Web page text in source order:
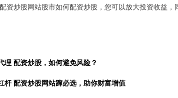
资炒股网站股市如何配资炒股，您可以放大投资收益，
理 配资炒股，如何避免风险？
杆 配资炒股网站蹿必选，助你财富增值